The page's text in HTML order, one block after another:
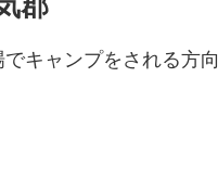
キャンプをされる方向